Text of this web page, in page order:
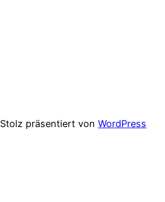
Stolz präsentiert von WordPress